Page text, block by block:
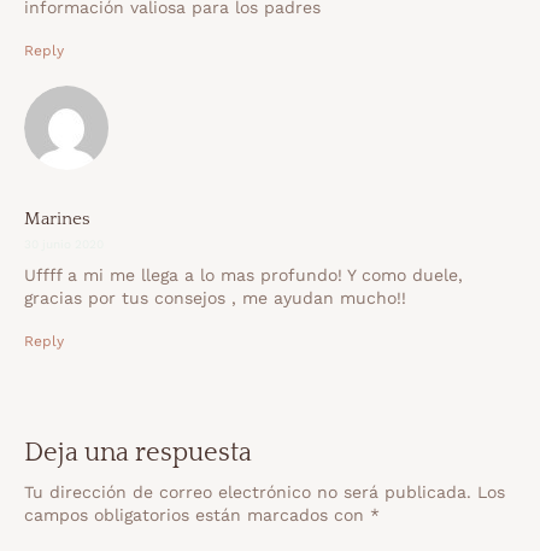
información valiosa para los padres
Reply
Marines
Uffff a mi me llega a lo mas profundo! Y como duele,
gracias por tus consejos , me ayudan mucho!!
Reply
Deja una respuesta
Tu dirección de correo electrónico no será publicada. Los
campos obligatorios están marcados con *